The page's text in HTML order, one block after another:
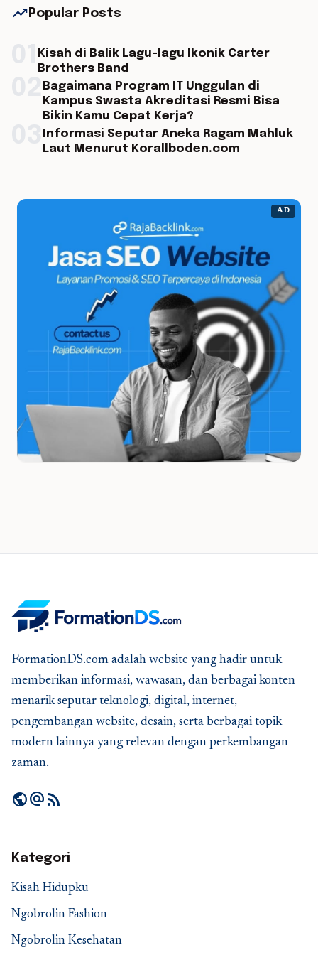
trending_up Popular Posts
Kisah di Balik Lagu-lagu Ikonik Carter
Brothers Band
Bagaimana Program IT Unggulan di
Kampus Swasta Akreditasi Resmi Bisa
Bikin Kamu Cepat Kerja?
Informasi Seputar Aneka Ragam Mahluk
Laut Menurut Korallboden.com
AD
FormationDS.com adalah website yang hadir untuk
memberikan informasi, wawasan, dan berbagai konten
menarik seputar teknologi, digital, internet,
pengembangan website, desain, serta berbagai topik
modern lainnya yang relevan dengan perkembangan
zaman.
publicalternate_emailrss_feed
Kategori
Kisah Hidupku
Ngobrolin Fashion
Ngobrolin Kesehatan